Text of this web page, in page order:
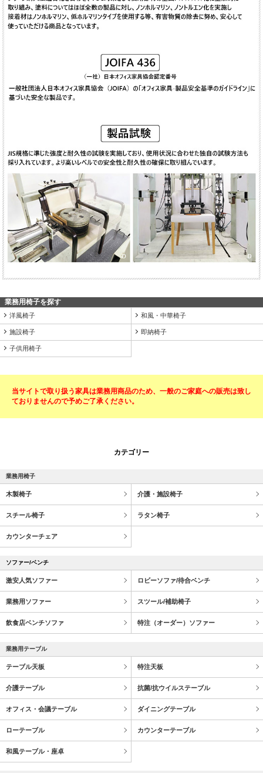
業務用椅子を探す
洋風椅子 和風・中華椅子
施設椅子 即納椅子
子供用椅子
当サイトで取り扱う家具は業務用商品のため、一般のご家庭への販売は致し
ておりませんので予めご了承ください。
カテゴリー
業務用椅子
木製椅子 介護・施設椅子
スチール椅子 ラタン椅子
カウンターチェア
ソファー/ベンチ
激安人気ソファー ロビーソファ/待合ベンチ
業務用ソファー スツール/補助椅子
飲食店ベンチソファ 特注（オーダー）ソファー
業務用テーブル
テーブル天板 特注天板
介護テーブル 抗菌/抗ウイルステーブル
オフィス・会議テーブル ダイニングテーブル
ローテーブル カウンターテーブル
和風テーブル・座卓